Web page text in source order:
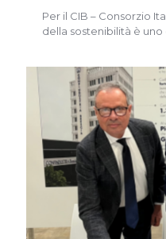
Per il CIB – Consorzio
della sostenibilità è